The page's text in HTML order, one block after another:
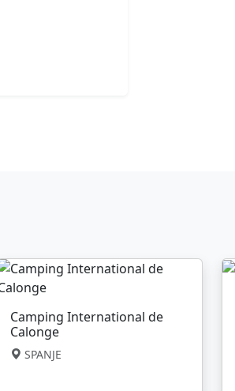
Camping International de
Calonge
SPANJE